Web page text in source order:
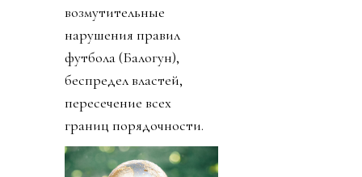
возмутительные
нарушения правил
футбола (Балогун),
беспредел властей,
пересечение всех
границ порядочности.